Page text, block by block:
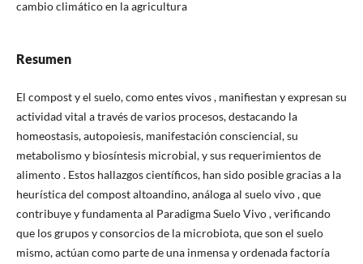
cambio climático en la agricultura
Resumen
El compost y el suelo, como entes vivos , manifiestan y expresan su
actividad vital a través de varios procesos, destacando la
homeostasis, autopoiesis, manifestación consciencial, su
metabolismo y biosíntesis microbial, y sus requerimientos de
alimento . Estos hallazgos científicos, han sido posible gracias a la
heurística del compost altoandino, análoga al suelo vivo , que
contribuye y fundamenta al Paradigma Suelo Vivo , verificando
que los grupos y consorcios de la microbiota, que son el suelo
mismo, actúan como parte de una inmensa y ordenada factoría